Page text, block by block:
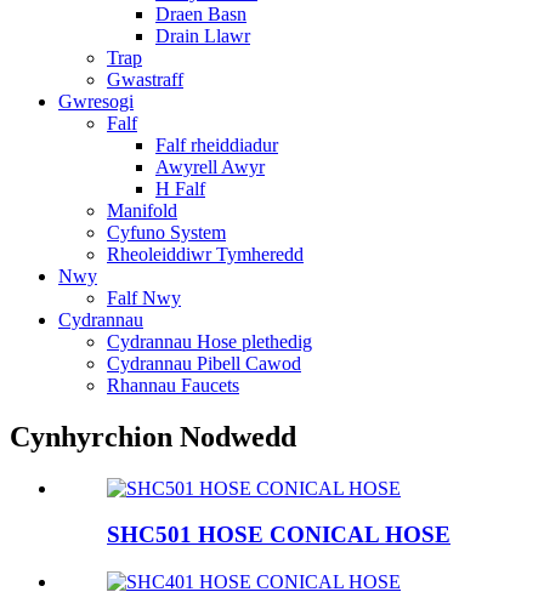
Draen Basn
Drain Llawr
Trap
Gwastraff
Gwresogi
Falf
Falf rheiddiadur
Awyrell Awyr
H Falf
Manifold
Cyfuno System
Rheoleiddiwr Tymheredd
Nwy
Falf Nwy
Cydrannau
Cydrannau Hose plethedig
Cydrannau Pibell Cawod
Rhannau Faucets
Cynhyrchion Nodwedd
SHC501 HOSE CONICAL HOSE